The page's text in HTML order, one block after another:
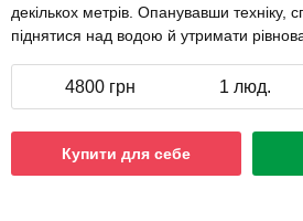
декількох метрів. Опанувавши техніку,
піднятися над водою й утримати
4800 грн 1 люд.
Купити для себе